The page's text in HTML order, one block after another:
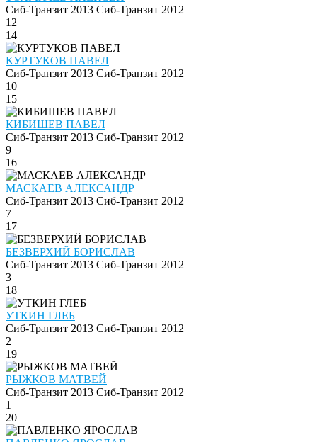
Сиб-Транзит 2013 Сиб-Транзит 2012
12
14
КУРТУКОВ ПАВЕЛ
Сиб-Транзит 2013 Сиб-Транзит 2012
10
15
КИБИШЕВ ПАВЕЛ
Сиб-Транзит 2013 Сиб-Транзит 2012
9
16
МАСКАЕВ АЛЕКСАНДР
Сиб-Транзит 2013 Сиб-Транзит 2012
7
17
БЕЗВЕРХИЙ БОРИСЛАВ
Сиб-Транзит 2013 Сиб-Транзит 2012
3
18
УТКИН ГЛЕБ
Сиб-Транзит 2013 Сиб-Транзит 2012
2
19
РЫЖКОВ МАТВЕЙ
Сиб-Транзит 2013 Сиб-Транзит 2012
1
20